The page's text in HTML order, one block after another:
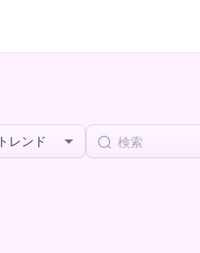
トレンド